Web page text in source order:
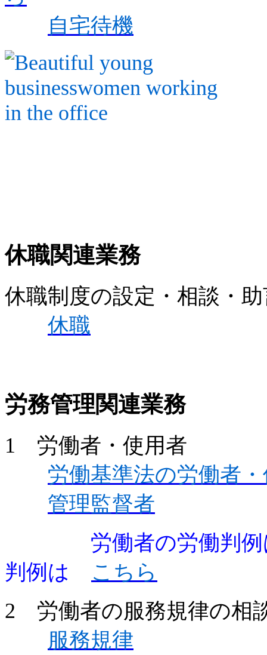
自宅待機
休職関連業務
休職制度の設定・相談・
休職
労務管理関連業務
1 労働者・使用者
労働基準法の労働者
管理監督者
労働者の労働判
判例は
こちら
2 労働者の服務規律の相
服務規律